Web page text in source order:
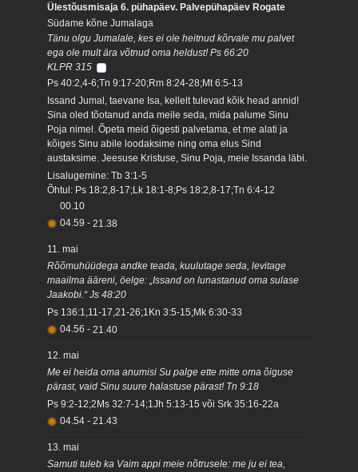
Ülestõusmisaja 6. pühapäev. Palvepühapäev Rogate
Südame kõne Jumalaga
Tänu olgu Jumalale, kes ei ole heitnud kõrvale mu palvet
ega ole mult ära võtnud oma heldust! Ps 66:20
KLPR 315
Ps 40:2,4-6;Tn 9:17-20;Rm 8:24-28;Mt 6:5-13
Issand Jumal, taevane Isa, kellelt tulevad kõik head annid!
Sina oled tõotanud anda meile seda, mida palume Sinu
Poja nimel. Õpeta meid õigesti palvetama, et me alati ja
kõiges Sinu abile loodaksime ning oma elus Sind
austaksime. Jeesuse Kristuse, Sinu Poja, meie Issanda läbi.
Lisalugemine: Tb 3:1-5
Õhtul: Ps 18:2,8-17;Lk 18:1-8;Ps 18:2,8-17;Tn 6:4-12
00.10
04.59 - 21.38
11. mai
Rõõmuhüüdega andke teada, kuulutage seda, levitage
maailma ääreni, öelge: „Issand on lunastanud oma sulase
Jaakobi.“ Js 48:20
Ps 136:1,11-17,21-26;1Kn 3:5-15;Mk 6:30-33
04.56 - 21.40
12. mai
Me ei heida oma anumisi Su palge ette mitte oma õiguse
pärast, vaid Sinu suure halastuse pärast! Tn 9:18
Ps 9:2-12;2Ms 32:7-14;1Jh 5:13-15 või Srk 35:16-22a
04.54 - 21.43
13. mai
Samuti tuleb ka Vaim appi meie nõtrusele: me ju ei tea,